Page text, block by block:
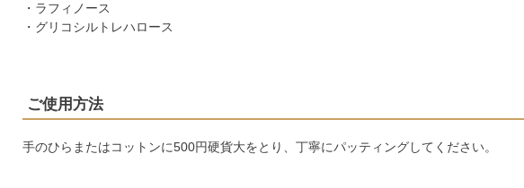
・ラフィノース
・グリコシルトレハロース
ご使用方法
手のひらまたはコットンに500円硬貨大をとり、丁寧にパッティングしてください。